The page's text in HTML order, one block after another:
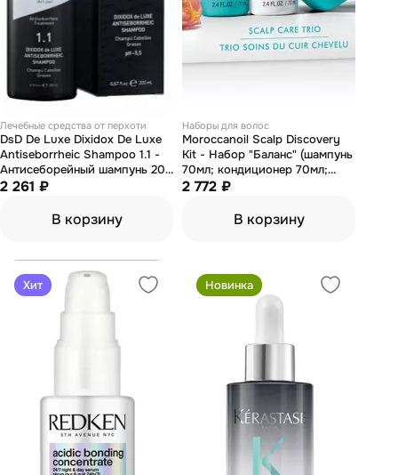
Лечебные средства от перхоти
DsD De Luxe Dixidox De Luxe
Antiseborrheic Shampoo 1.1 -
Антисеборейный шампунь 200
мл
2 261 ₽
В корзину
Наборы для волос
Moroccanoil Scalp Discovery
Kit - Набор "Баланс" (шампунь
70мл; кондиционер 70мл;
щетка массажная)
2 772 ₽
В корзину
Хит Новинка